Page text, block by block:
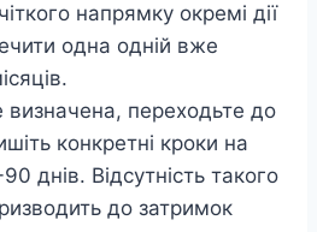
напрямку окремі дії
одна одній вже
переходьте до
конкретні кроки на
днів. Відсутність такого
до затримок